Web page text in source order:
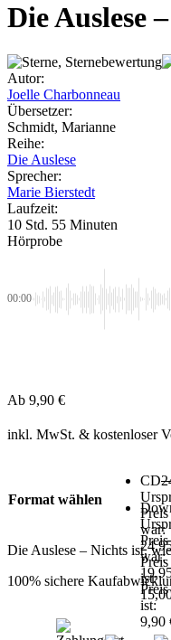
Die Auslese
Autor:
Joelle Charbonneau
Übersetzer:
Schmidt, Marianne
Reihe:
Die Auslese
Sprecher:
Marie Bierstedt
Laufzeit:
10 Std. 55 Minuten
Hörprobe
00:00
Ab 9,90 €
inkl. MwSt. & kostenloser
Format wählen
CD
Preis
war:
Preis
ist:
Preis
war:
Preis
ist:
9,90
Die Auslese – Nichts ist,
100% sichere